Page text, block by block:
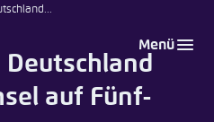
Menü
auf Fünf-
und ... zu verwalten.
basierend
Wählen Sie aus,